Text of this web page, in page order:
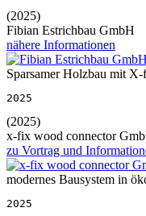
(2025)
Fibian Estrichbau GmbH
nähere Informationen
Sparsamer Holzbau mit
2025
(2025)
x-fix wood connector
zu Vortrag und
modernes Bausystem in
2025